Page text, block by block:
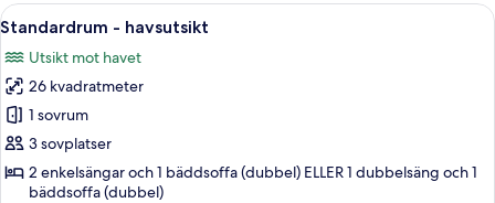
Öppna
alla
foton
för
Standardrum
-
havsutsikt
Ett hotellrum med en stor säng, en
6
Standardrum - havsutsikt
Utsikt mot havet
26 kvadratmeter
1 sovrum
3 sovplatser
2 enkelsängar och 1 bäddsoffa (dubbel) ELLER 1 dubbelsäng och 1
bäddsoffa (dubbel)